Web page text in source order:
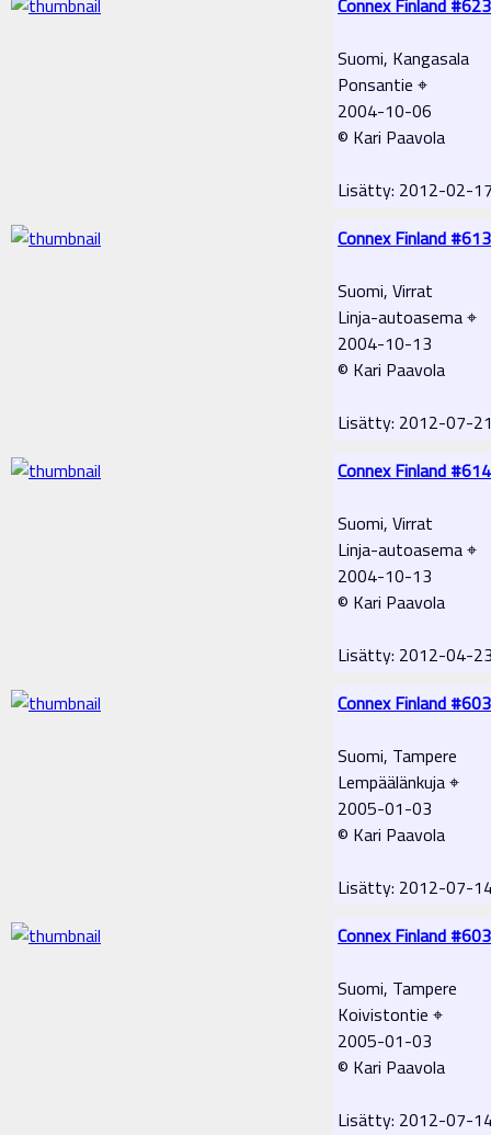
Suomi, Kangasala
Ponsantie ⌖
2004-10-06
© Kari Paavola
Lisätty: 2012-02-
Connex Finland #613
Suomi, Virrat
Linja-autoasema ⌖
2004-10-13
© Kari Paavola
Lisätty: 2012-07-
Connex Finland #614
Suomi, Virrat
Linja-autoasema ⌖
2004-10-13
© Kari Paavola
Lisätty: 2012-04-
Connex Finland #603
Suomi, Tampere
Lempäälänkuja ⌖
2005-01-03
© Kari Paavola
Lisätty: 2012-07-
Connex Finland #603
Suomi, Tampere
Koivistontie ⌖
2005-01-03
© Kari Paavola
Lisätty: 2012-07-